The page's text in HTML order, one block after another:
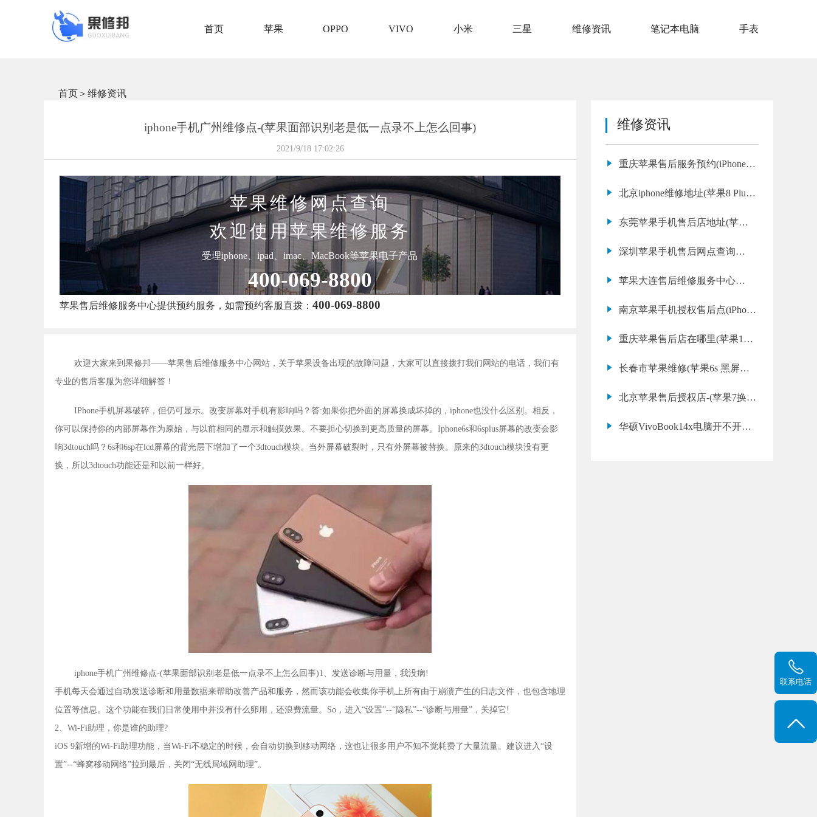
首页 苹果 OPPO VIVO 小米 三星 维修资讯 笔记本电脑 手表
首页 ＞ 维修资讯
iphone手机广州维修点-(苹果面部识别老是低一点录不上怎么回事)
2021/9/18 17:02:26
苹果维修网点查询
欢迎使用苹果维修服务
受理iphone、ipad、imac、MacBook等苹果电子产品
400-069-8800
苹果售后维修服务中心提供预约服务，如需预约客服直拨：400-069-8800
欢迎大家来到果修邦——苹果售后维修服务中心网站，关于苹果设备出现的故障问题，大家可以直接拨打我们网站的电话，我们有
专业的售后客服为您详细解答！
IPhone手机屏幕破碎，但仍可显示。改变屏幕对手机有影响吗？答:如果你把外面的屏幕换成坏掉的，iphone也没什么区别。相反，
你可以保持你的内部屏幕作为原始，与以前相同的显示和触摸效果。不要担心切换到更高质量的屏幕。Iphone6s和6splus屏幕的改变会影
响3dtouch吗？6s和6sp在lcd屏幕的背光层下增加了一个3dtouch模块。当外屏幕破裂时，只有外屏幕被替换。原来的3dtouch模块没有更
换，所以3dtouch功能还是和以前一样好。
iphone手机广州维修点-(苹果面部识别老是低一点录不上怎么回事)1、发送诊断与用量，我没病!
手机每天会通过自动发送诊断和用量数据来帮助改善产品和服务，然而该功能会收集你手机上所有由于崩溃产生的日志文件，也包含地理
位置等信息。这个功能在我们日常使用中并没有什么卵用，还浪费流量。So，进入“设置”--“隐私”--“诊断与用量”，关掉它!
2、Wi-Fi助理，你是谁的助理?
iOS 9新增的Wi-Fi助理功能，当Wi-Fi不稳定的时候，会自动切换到移动网络，这也让很多用户不知不觉耗费了大量流量。建议进入“设
置”--“蜂窝移动网络”拉到最后，关闭“无线局域网助理”。
维修资讯
重庆苹果售后服务预约(iPhone X
北京iphone维修地址(苹果8 Plus
东莞苹果手机售后店地址(苹果
深圳苹果手机售后网点查询
苹果大连售后维修服务中心
南京苹果手机授权售后点(iPhone
重庆苹果售后店在哪里(苹果12
长春市苹果维修(苹果6s 黑屏维
北京苹果售后授权店-(苹果7换原
华硕VivoBook14x电脑开不开机
联系电话